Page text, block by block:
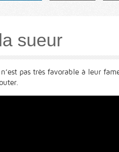
sueur
pas très favorable à leur